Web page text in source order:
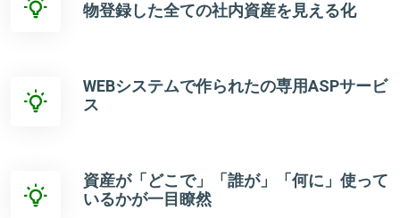
物登録した全ての社内資産を見える化
WEBシステムで作られたの専用ASPサービ
ス
資産が「どこで」「誰が」「何に」使って
いるかが一目瞭然